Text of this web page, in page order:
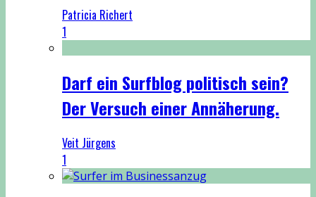
Patricia Richert
1
Darf ein Surfblog politisch sein?
Der Versuch einer Annäherung.
Veit Jürgens
1